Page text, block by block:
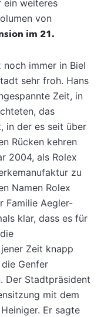
ein weiteres
von
im 21.
noch immer in Biel
sehr froh. Hans
Zeit, in
das
in der es seit über
Rücken kehren
2004, als Rolex
zu
Namen Rolex
Familie Aegler-
klar, dass es für
Zeit knapp
Genfer
Der Stadtpräsident
mit dem
Er sagte